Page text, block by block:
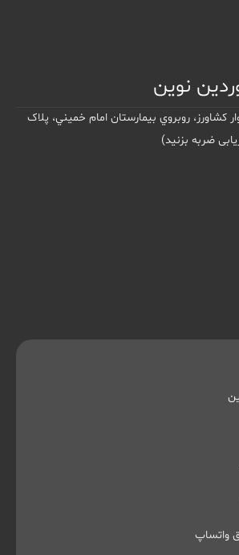
نوین
کشاورز، روبروي بيمارستان امام خميني، پلاک
واتساپ